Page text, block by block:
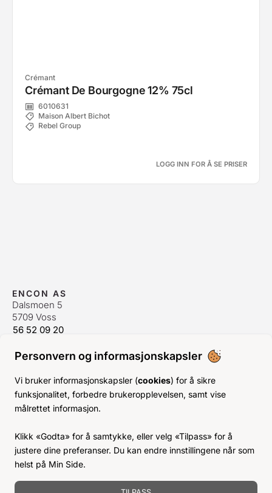
Personvern og informasjonskapsler
Vi bruker informasjonskapsler (cookies) for å sikre
funksjonalitet, forbedre brukeropplevelsen, samt vise
målrettet informasjon.
Klikk «Godta» for å samtykke, eller velg «Tilpass» for å
justere dine preferanser. Du kan endre innstillingene når som
helst på Min Side.
Crémant
Crémant De Bourgogne 12% 75cl
6010631
Maison Albert Bichot
Rebel Group
LOGG INN FOR Å SE PRISER
ENCON AS
Dalsmoen 5
5709 Voss
56 52 09 20
ÅPNINGSTIDER ORDREKONTOR
Man-Fre:08–16
Lør-Søn: Stengt
Helligdager:Stengt
KJØPSVILKÅR
BLI KUNDE